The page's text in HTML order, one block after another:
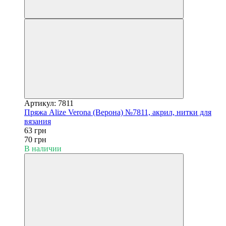
Артикул: 7811
Пряжа Alize Verona (Верона) №7811, акрил, нитки для
вязания
63 грн
70 грн
В наличии